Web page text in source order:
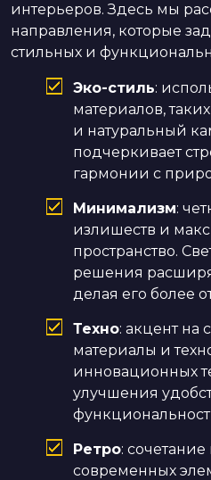
интерьеров. Здесь мы
направления, которые
стильных и
Эко-стиль:
материалов,
и натуральный
подчеркивает
гармонии с
Минимализм:
излишеств и
пространство.
решения
делая его более
Техно: акцент на
материалы и
инновационных
улучшения
Ретро:
современных